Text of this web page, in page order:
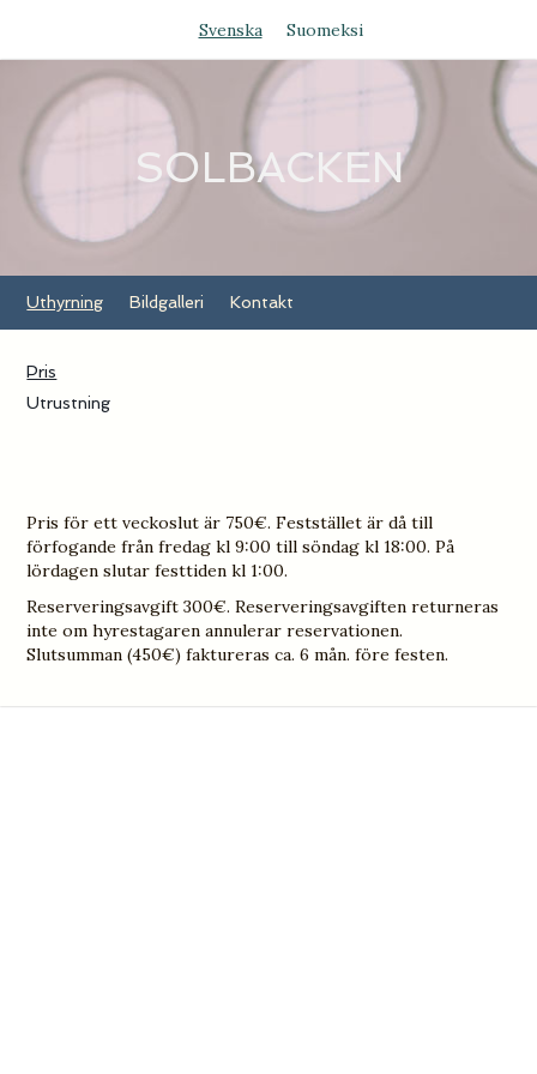
Svenska Suomeksi
SOLBACKEN
Uthyrning Bildgalleri Kontakt
Pris
Utrustning
Pris för ett veckoslut är 750€. Feststället är då till
förfogande från fredag kl 9:00 till söndag kl 18:00. På
lördagen slutar festtiden kl 1:00.
Reserveringsavgift 300€. Reserveringsavgiften returneras
inte om hyrestagaren annulerar reservationen.
Slutsumman (450€) faktureras ca. 6 mån. före festen.